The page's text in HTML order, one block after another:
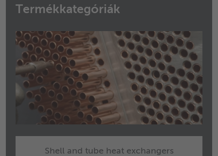
Termékkategóriák
Shell and tube heat exchangers